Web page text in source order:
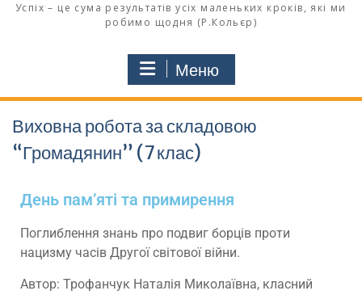
Успіх – це сума результатів усіх маленьких кроків, які ми
робимо щодня (Р.Кольєр)
Меню
Виховна робота за складовою
“Громадянин” (7 клас)
День пам’яті та примирення
Поглиблення знань про подвиг борців проти
нацизму часів Другої світової війни.
Автор: Трофанчук Наталія Миколаївна, класний